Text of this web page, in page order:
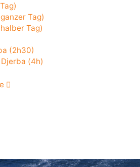
(1 Tag)
Tag)
Tag)
Tag)
(2h30)
Djerba (4h)